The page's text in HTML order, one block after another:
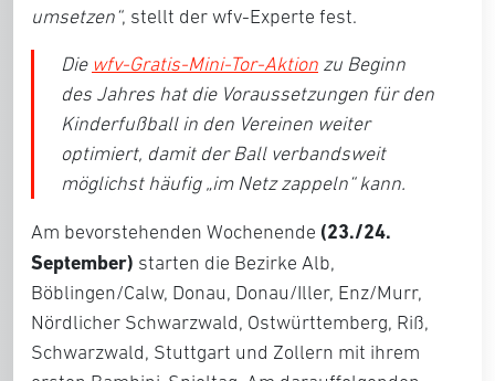
umsetzen“, stellt der wfv-Experte fest.
Die wfv-Gratis-Mini-Tor-Aktion zu Beginn
des Jahres hat die Voraussetzungen für den
Kinderfußball in den Vereinen weiter
optimiert, damit der Ball verbandsweit
möglichst häufig „im Netz zappeln“ kann.
Am bevorstehenden Wochenende (23./24.
September) starten die Bezirke Alb,
Böblingen/Calw, Donau, Donau/Iller, Enz/Murr,
Nördlicher Schwarzwald, Ostwürttemberg, Riß,
Schwarzwald, Stuttgart und Zollern mit ihrem